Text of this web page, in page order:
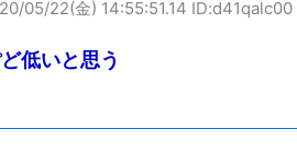
05/22(金) 14:55:51.14 ID:d41qalc00
低いと思う